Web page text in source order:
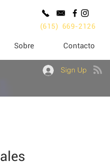
(615) 669-2126
Sobre Contacto
Sign Up